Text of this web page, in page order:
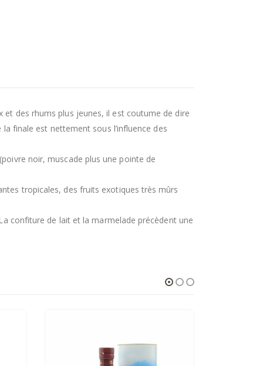
et des rhums plus jeunes, il est coutume de dire
finale est nettement sous l’influence des
noir, muscade plus une pointe de
tropicales, des fruits exotiques très mûrs
confiture de lait et la marmelade précèdent une